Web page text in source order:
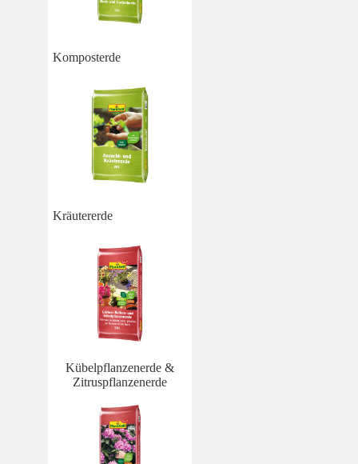
Komposterde
Kräutererde
Kübelpflanzenerde &
Zitruspflanzenerde